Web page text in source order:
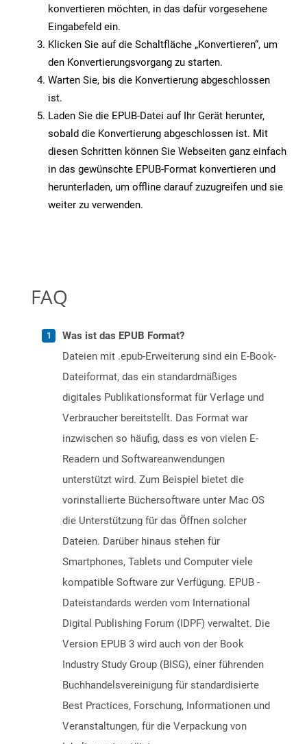
konvertieren möchten, in das dafür vorgesehene
Eingabefeld ein.
Klicken Sie auf die Schaltfläche „Konvertieren“, um
den Konvertierungsvorgang zu starten.
Warten Sie, bis die Konvertierung abgeschlossen
ist.
Laden Sie die EPUB-Datei auf Ihr Gerät herunter,
sobald die Konvertierung abgeschlossen ist. Mit
diesen Schritten können Sie Webseiten ganz einfach
in das gewünschte EPUB-Format konvertieren und
herunterladen, um offline darauf zuzugreifen und sie
weiter zu verwenden.
FAQ
Was ist das EPUB Format?
Dateien mit .epub-Erweiterung sind ein E-Book-
Dateiformat, das ein standardmäßiges
digitales Publikationsformat für Verlage und
Verbraucher bereitstellt. Das Format war
inzwischen so häufig, dass es von vielen E-
Readern und Softwareanwendungen
unterstützt wird. Zum Beispiel bietet die
vorinstallierte Büchersoftware unter Mac OS
die Unterstützung für das Öffnen solcher
Dateien. Darüber hinaus stehen für
Smartphones, Tablets und Computer viele
kompatible Software zur Verfügung. EPUB -
Dateistandards werden vom International
Digital Publishing Forum (IDPF) verwaltet. Die
Version EPUB 3 wird auch von der Book
Industry Study Group (BISG), einer führenden
Buchhandelsvereinigung für standardisierte
Best Practices, Forschung, Informationen und
Veranstaltungen, für die Verpackung von